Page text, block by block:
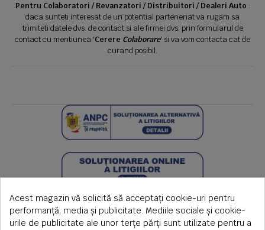
Pentru Colaboratori / Revanzatori / Distribuitori / Dealeri Auto :
daca sunteti interesat de un potential parteneriat va rugam sa
trimiteti datele dvs. de contact si ale firmei dvs. prin formularul de
contact cu mentiunea 'Cerere Colaborare' si va vom contacta cat de
curand posibil.
Acest magazin vă solicită să acceptați cookie-uri pentru
performanță, media și publicitate. Mediile sociale și cookie-
urile de publicitate ale unor terțe părți sunt utilizate pentru a